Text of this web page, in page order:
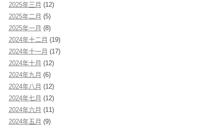
2025年三月 (12)
2025年二月 (5)
2025年一月 (8)
2024年十二月 (19)
2024年十一月 (17)
2024年十月 (12)
2024年九月 (6)
2024年八月 (12)
2024年七月 (12)
2024年六月 (11)
2024年五月 (9)